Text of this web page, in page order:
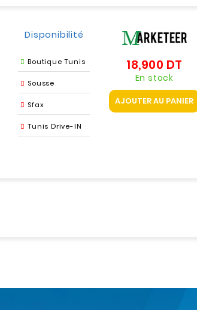
Disponibilité
Boutique Tunis
Sousse
Sfax
Tunis Drive-IN
18,900 DT
En stock
AJOUTER AU PANIER